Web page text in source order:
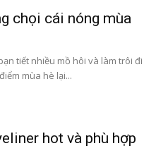
chọi cái nóng mùa
tiết nhiều mồ hôi và làm trôi đi
mùa hè lại...
hot và phù hợp